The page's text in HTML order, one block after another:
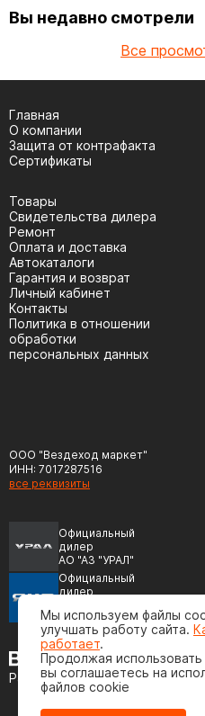
Вы недавно смотрели
Все
ООО "Вездеход маркет"
ИНН: 7017287516
все реквизиты
Официальный
дилер
АО "АЗ "УРАЛ"
Официальный
дилер
(ЯМЗ)
Разработка сайта
Главная
О компании
Защита от контрафакта
Сертификаты
Товары
Cвидетельства дилера
Ремонт
Оплата и доставка
Автокаталоги
Гарантия и возврат
Личный кабинет
Контакты
Политика в отношении
обработки
персональных данных
Мы используем файлы
улучшать работу сайта.
работает.
Продолжая использовать
вы соглашаетесь на
файлов cookie